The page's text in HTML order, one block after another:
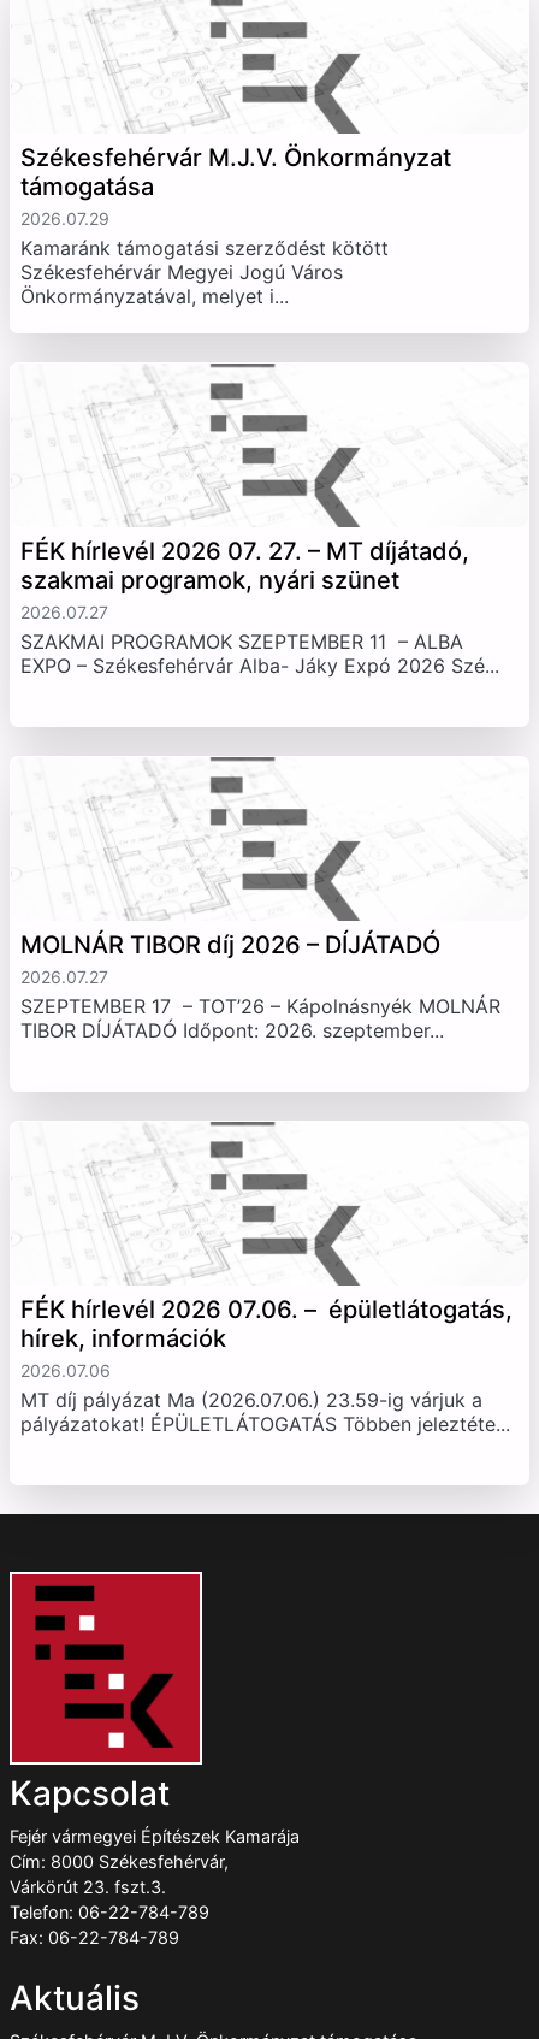
Székesfehérvár M.J.V. Önkormányzat
támogatása
2026.07.29
Kamaránk támogatási szerződést kötött
Székesfehérvár Megyei Jogú Város
Önkormányzatával, melyet i...
FÉK hírlevél 2026 07. 27. – MT díjátadó,
szakmai programok, nyári szünet
2026.07.27
SZAKMAI PROGRAMOK SZEPTEMBER 11 – ALBA
EXPO – Székesfehérvár Alba- Jáky Expó 2026 Szé...
MOLNÁR TIBOR díj 2026 – DÍJÁTADÓ
2026.07.27
SZEPTEMBER 17 – TOT’26 – Kápolnásnyék MOLNÁR
TIBOR DÍJÁTADÓ Időpont: 2026. szeptember...
FÉK hírlevél 2026 07.06. – épületlátogatás,
hírek, információk
2026.07.06
MT díj pályázat Ma (2026.07.06.) 23.59-ig várjuk a
pályázatokat! ÉPÜLETLÁTOGATÁS Többen jeleztéte...
Kapcsolat
Fejér vármegyei Építészek Kamarája
Cím: 8000 Székesfehérvár,
Várkörút 23. fszt.3.
Telefon: 06-22-784-789
Fax: 06-22-784-789
Aktuális